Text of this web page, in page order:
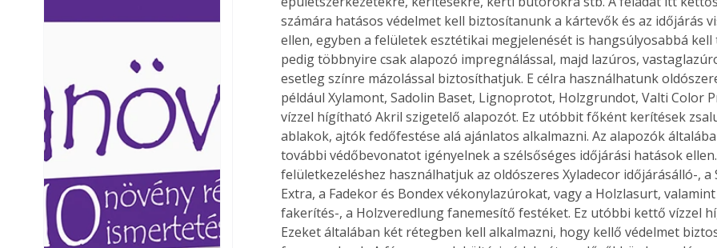
Ezermester lapszámai. A
Laptapir kényelmes megoldás,
számára hatásos védelmet kell biztosítanunk a kártevők és az időjárás
ellen, egyben a felületek esztétikai megjelenését is hangsúlyosabbá
pedig többnyire csak alapozó impregnálással, majd lazúros,
esetleg színre mázolással biztosíthatjuk. E célra használhatunk
például Xylamont, Sadolin Baset, Lignoprotot, Holzgrundot, Valti Color
vízzel hígítható Akril szigetelő alapozót. Ez utóbbit főként kerítések
ablakok, ajtók fedőfestése alá ajánlatos alkalmazni. Az alapozók
további védőbevonatot igényelnek a szélsőséges időjárási hatások
felületkezeléshez használhatjuk az oldószeres Xyladecor időjárásálló-, a
Extra, a Fadekor és Bondex vékonylazúrokat, vagy a Holzlasurt,
fakerítés-, a Holzveredlung fanemesítő festéket. Ez utóbbi kettő vízzel
Ezeket általában két rétegben kell alkalmazni, hogy kellő védelmet